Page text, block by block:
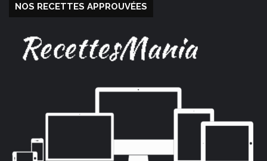
NOS RECETTES APPROUVÉES